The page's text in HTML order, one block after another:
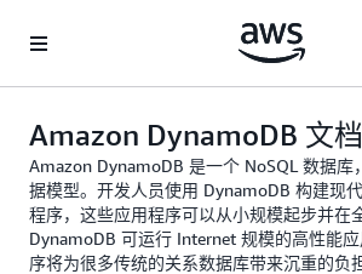
Amazon DynamoDB 文档
Amazon DynamoDB 是一个 NoSQL 数据库
据模型。开发人员使用 DynamoDB 构建现
程序，这些应用程序可以从小规模起步并在
DynamoDB 可运行 Internet 规模的高性能
序将为很多传统的关系数据库带来沉重的负担